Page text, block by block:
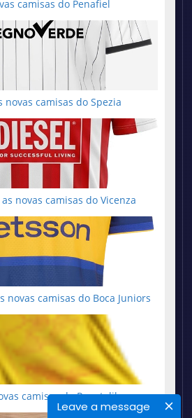
Leave a message
camisas do Penafiel
novas camisas do Spezia
novas camisas do Vicenza
novas camisas do Boca Juniors
camisas do Panetolikos